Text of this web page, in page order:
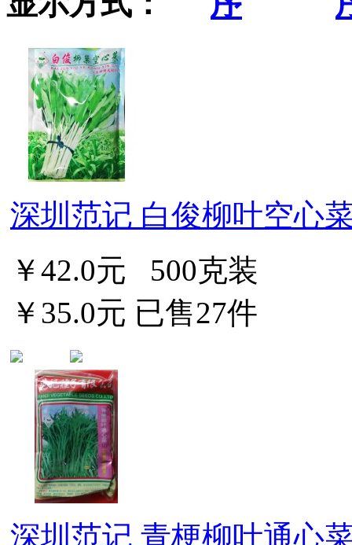
深圳范记 白俊柳叶空心
￥42.0元 500克装
￥35.0元 已售27件
深圳范记 青梗柳叶通心